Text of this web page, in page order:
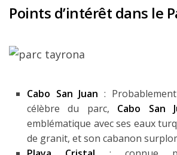
Points d’intérêt dans le
Cabo San Juan :
célèbre du parc, Cabo San
emblématique avec ses eaux
de granit, et son cabanon